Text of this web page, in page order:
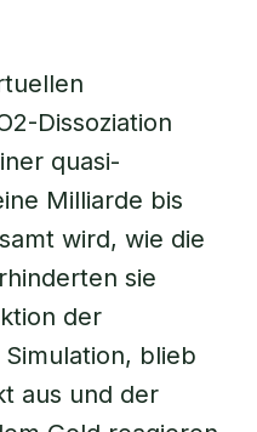
Dissoziation
quasi-
Milliarde bis
wird, wie die
sie
der
blieb
aus und der